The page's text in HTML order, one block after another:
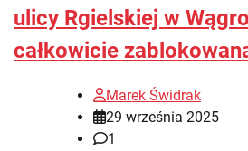
ulicy Rgielskiej w
całkowicie
Marek Świdrak
29 września 2025
1